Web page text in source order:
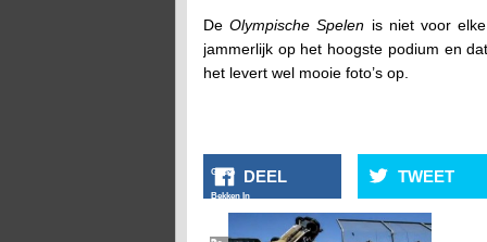
DeOlympische Spelen is niet voor
jammerlijk op het hoogste podium en
het levert wel mooie foto’s op.
DEEL TWEET
Gekke
Bekken In